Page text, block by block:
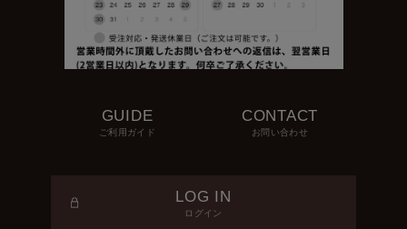
GUIDE
ご利用ガイド
CONTACT
お問い合わせ
LOG IN
ログイン